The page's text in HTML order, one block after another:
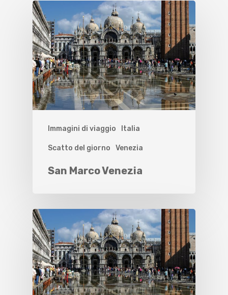
Immagini di viaggio Italia
Scatto del giorno Venezia
San Marco Venezia